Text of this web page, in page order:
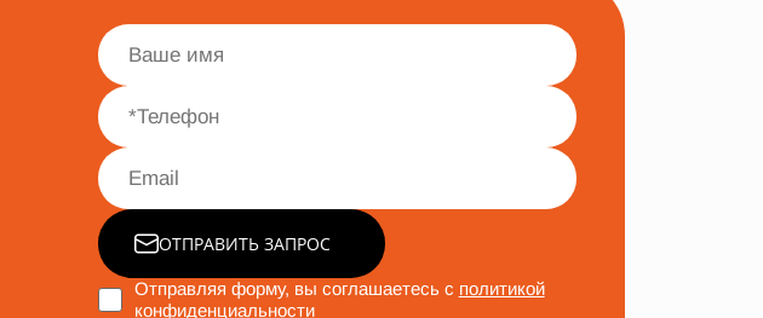
ОТПРАВИТЬ ЗАПРОС
Отправляя форму, вы соглашаетесь с политикой
конфиденциальности